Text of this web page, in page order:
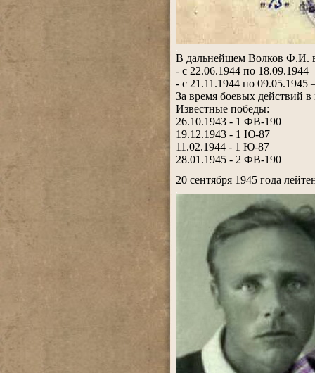
В дальнейшем Волков Ф.И.
- с 22.06.1944 по
- с 21.11.1944 по
За время боевых действий
Известные победы:
26.10.1943 - 1 ФВ-190
19.12.1943 - 1 Ю-87
11.02.1944 - 1 Ю-87
28.01.1945 - 2 ФВ-190
20 сентября 1945 года